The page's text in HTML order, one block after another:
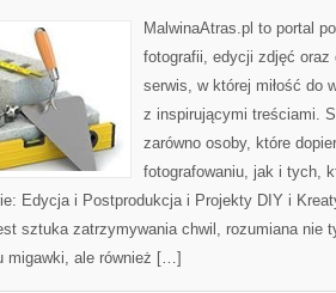
MalwinaAtras.pl to portal
fotografii, edycji zdjęć oraz
serwis, w której miłość do
z inspirującymi treściami.
zarówno osoby, które
fotografowaniu, jak i tych,
Edycja i Postprodukcja i Projekty DIY i
sztuka zatrzymywania chwil, rozumiana nie
migawki, ale również […]